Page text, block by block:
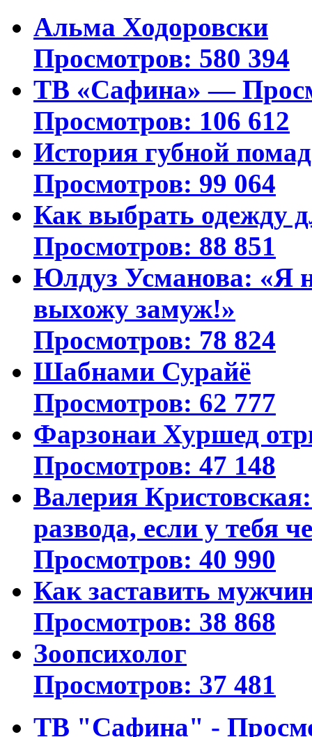
Альма Ходоровски
Просмотров: 580 394
ТВ «Сафина» —
Просмотров: 106 612
История губной
Просмотров: 99 064
Как выбрать одежду
Просмотров: 88 851
Юлдуз Усманова: «Я
выхожу замуж!»
Просмотров: 78 824
Шабнами Сурайё
Просмотров: 62 777
Фарзонаи Хуршед
Просмотров: 47 148
Валерия
развода, если у тебя
Просмотров: 40 990
Как заставить
Просмотров: 38 868
Зоопсихолог
Просмотров: 37 481
ТВ "Сафина" -